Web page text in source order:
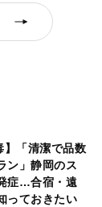
】「清潔で品数
ン」静岡のス
症…合宿・遠
っておきたい